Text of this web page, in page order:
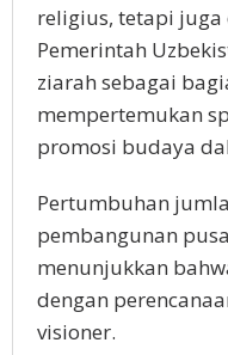
religius, tetapi
Pemerintah
ziarah sebagai
mempertemukan
promosi budaya
Pertumbuhan
pembangunan
menunjukkan
dengan
visioner.